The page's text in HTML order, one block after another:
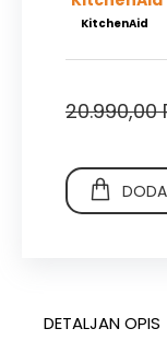
KitchenAid
20.990,00
DETALJAN OPIS